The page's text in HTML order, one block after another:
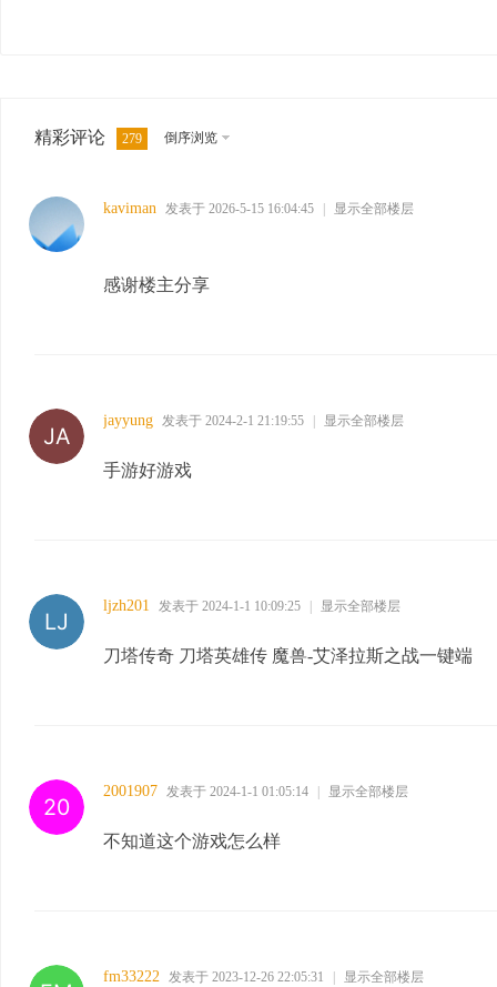
精彩评论 279 倒序浏览
kaviman 发表于 2026-5-15 16:04:45 显示全部楼层
感谢楼主分享
jayyung 发表于 2024-2-1 21:19:55 显示全部楼层
手游好游戏
ljzh201 发表于 2024-1-1 10:09:25 显示全部楼层
刀塔传奇 刀塔英雄传 魔兽-艾泽拉斯之战一键端
2001907 发表于 2024-1-1 01:05:14 显示全部楼层
不知道这个游戏怎么样
fm33222 发表于 2023-12-26 22:05:31 显示全部楼层